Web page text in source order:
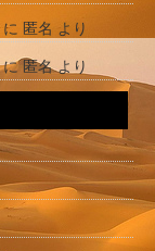
に 匿名 より
に匿名より